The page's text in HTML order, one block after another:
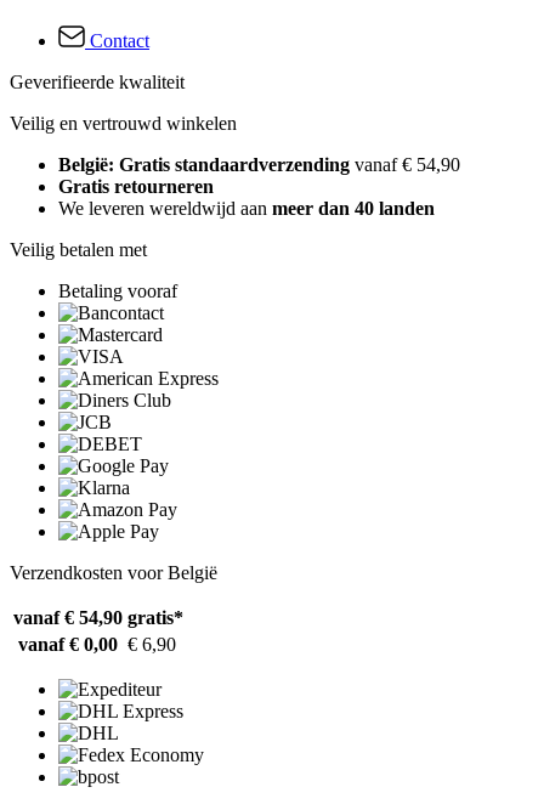
Contact
Geverifieerde kwaliteit
Veilig en vertrouwd winkelen
België: Gratis standaardverzending vanaf € 54,90
Gratis retourneren
We leveren wereldwijd aan meer dan 40 landen
Veilig betalen met
Betaling vooraf
Verzendkosten voor België
vanaf € 54,90 gratis*
vanaf € 0,00 € 6,90